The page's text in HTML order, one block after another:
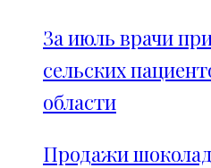
За июль врачи
сельских
области
Продажи